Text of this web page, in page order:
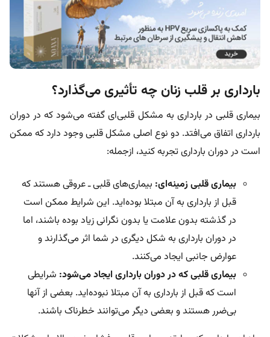
بارداری بر قلب زنان چه تأثیری می‌گذارد؟
بیماری قلبی در بارداری به مشکل قلبی‌ای گفته می‌شود که در دوران
بارداری اتفاق می‌افتد. دو نوع اصلی مشکل قلبی وجود دارد که ممکن
است در دوران بارداری تجربه کنید، ازجمله:
بیماری قلبی زمینه‌ای: بیماری‌های قلبی ـ عروقی هستند که
قبل از بارداری به آن مبتلا بوده‌اید. این شرایط ممکن است
در گذشته بدون علامت یا بدون نگرانی زیاد بوده باشند، اما
در دوران بارداری به شکل دیگری در شما اثر می‌گذارند و
عوارض جانبی ایجاد می‌کنند.
بیماری قلبی که در دوران بارداری ایجاد می‌شود: شرایطی
است که قبل از بارداری به آن مبتلا نبوده‌اید. بعضی از آنها
بی‌ضرر هستند و بعضی دیگر می‌توانند خطرناک باشند.